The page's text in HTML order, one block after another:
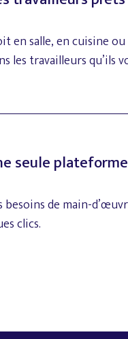
ensalle,encuisineou
les travailleursqu’ils
seuleplateforme
besoinsde main-
clics.